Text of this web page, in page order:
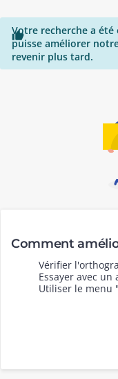

Votre recherche a
puisse améliorer
revenir plus tard.
Comment
Vérifier
Essayer avec
Utiliser le menu